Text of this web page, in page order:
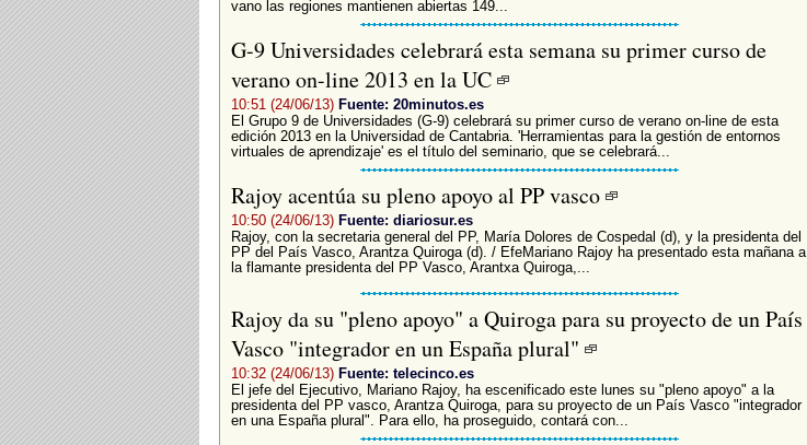
vano las regiones mantienen abiertas 149...
G-9 Universidades celebrará esta semana su primer curso de
verano on-line 2013 en la UC
10:51 (24/06/13) Fuente: 20minutos.es
El Grupo 9 de Universidades (G-9) celebrará su primer curso de verano on-line de esta
edición 2013 en la Universidad de Cantabria. 'Herramientas para la gestión de entornos
virtuales de aprendizaje' es el título del seminario, que se celebrará...
Rajoy acentúa su pleno apoyo al PP vasco
10:50 (24/06/13) Fuente: diariosur.es
Rajoy, con la secretaria general del PP, María Dolores de Cospedal (d), y la presidenta del
PP del País Vasco, Arantza Quiroga (d). / EfeMariano Rajoy ha presentado esta mañana a
la flamante presidenta del PP Vasco, Arantxa Quiroga,...
Rajoy da su "pleno apoyo" a Quiroga para su proyecto de un País
Vasco "integrador en un España plural"
10:32 (24/06/13) Fuente: telecinco.es
El jefe del Ejecutivo, Mariano Rajoy, ha escenificado este lunes su "pleno apoyo" a la
presidenta del PP vasco, Arantza Quiroga, para su proyecto de un País Vasco "integrador
en una España plural". Para ello, ha proseguido, contará con...